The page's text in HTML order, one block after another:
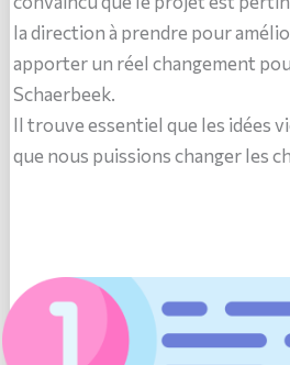
la direction à prendre pour
apporter un réel changement
Schaerbeek.
Il trouve essentiel que les idées
que nous puissions changer les